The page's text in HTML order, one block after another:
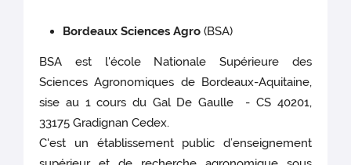
Bordeaux Sciences Agro (BSA)
BSA est l'école Nationale Supérieure des
Sciences Agronomiques de Bordeaux-Aquitaine,
sise au 1 cours du Gal De Gaulle - CS 40201,
33175 Gradignan Cedex.
C'est un établissement public d’enseignement